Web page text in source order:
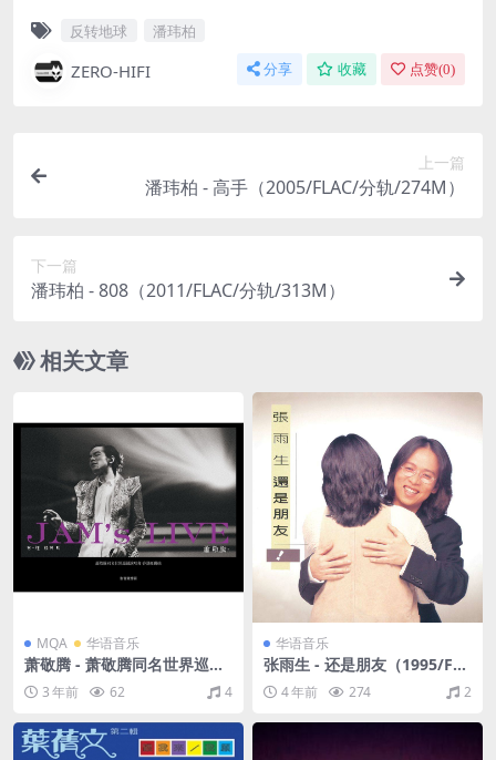
反转地球 潘玮柏
ZERO-HIFI 分享 收藏 点赞(0)
上一篇
潘玮柏 - 高手（2005/FLAC/分轨/274M）
下一篇
潘玮柏 - 808（2011/FLAC/分轨/313M）
相关文章
MQA 华语音乐
萧敬腾 - 萧敬腾同名世界巡迴
演唱会香港红磡站 - 有一种精
神叫萧敬腾（2012/FLAC/分
轨/766M）(MQA/16bit/44.1
kHz)
3 年前 62 4
华语音乐
张雨生 - 还是朋友（1995/FL
AC/分轨/256M）
4 年前 274 2